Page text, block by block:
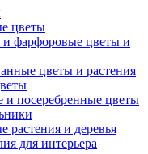
цветы
и фарфоровые цветы и
цветы и растения
и посеребренные цветы
растения и деревья
для интерьера